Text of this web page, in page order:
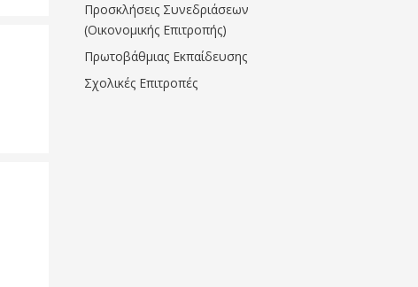
Προσκλήσεις Συνεδριάσεων
(Οικονομικής Επιτροπής)
Πρωτοβάθμιας Εκπαίδευσης
Σχολικές Επιτροπές